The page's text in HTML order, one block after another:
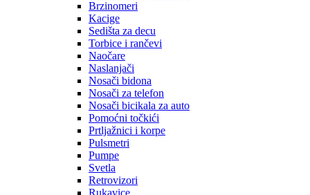
Brzinomeri
Kacige
Sedišta za decu
Torbice i rančevi
Naočare
Naslanjači
Nosači bidona
Nosači za telefon
Nosači bicikala za auto
Pomoćni točkići
Prtljažnici i korpe
Pulsmetri
Pumpe
Svetla
Retrovizori
Rukavice